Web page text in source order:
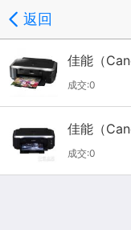
返回
佳能（
色独立墨
成交:0
佳能（
印机5
色
进纸
成交:0